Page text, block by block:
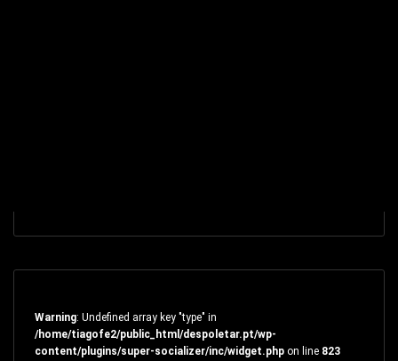
Warning: Undefined array key "type" in
/home/tiagofe2/public_html/despoletar.pt/wp-
content/plugins/super-socializer/inc/widget.phpon line 823